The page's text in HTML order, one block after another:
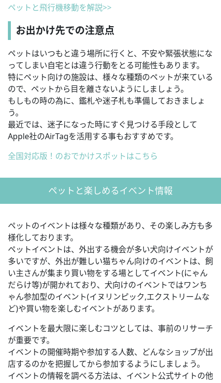
ペットと飛行機移動を解説>>
お出かけ先での注意点
ペットはいつもと違う場所に行くと、不安や緊張状態にな
ってしまい自宅とは違う行動をとる可能性もあります。
特にペット向けの施設は、様々な種類のペットが来ている
ので、ペットから目を離さないようにしましょう。
もしもの時の為に、鑑札や迷子札も準備しておきましょ
う。
最近では、迷子になった時にすぐ見つける手段として
Apple社のAirTagを活用する事もおすすめです。
全国対応版！のおでかけスポットはこちら
ペットと楽しめるイベント情報
ペットのイベントは様々な種類があり、その楽しみ方も多
様化しております。
ペットイベントは、外出する機会が多い犬向けイベントが
多いですが、外出が難しい猫ちゃん向けのイベントは、飼
い主さんが集まり買い物をする場としてイベント(にゃん
だらけ等)が開かれており、犬向けのイベントではワンち
ゃん参加型のイベント(イヌリンピック,エクストリームな
ど)や買い物を楽しむイベントがあります。
イベントを最大限に楽しむコツとしては、事前のリサーチ
が重要です。
イベントの開催時期や参加する人数、どんなショップが出
店するのかを把握してから参加するようにしましょう。
イベントの情報を調べる方法は、イベント公式サイトの他